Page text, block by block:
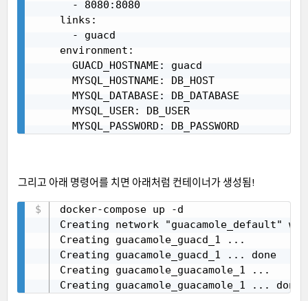
      - 8080:8080
    links:
      - guacd
    environment:
      GUACD_HOSTNAME: guacd
      MYSQL_HOSTNAME: DB_HOST
      MYSQL_DATABASE: DB_DATABASE
      MYSQL_USER: DB_USER
      MYSQL_PASSWORD: DB_PASSWORD
그리고 아래 명령어를 치면 아래처럼 컨테이너가 생성됨!
docker-compose up -d
Creating network "guacamole_default"
Creating guacamole_guacd_1 ...
Creating guacamole_guacd_1 ... done
Creating guacamole_guacamole_1 ...
Creating guacamole_guacamole_1 ... done